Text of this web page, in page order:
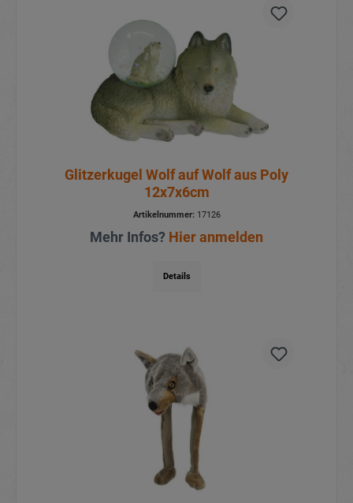
Glitzerkugel Wolf auf Wolf aus Poly
12x7x6cm
Artikelnummer:17126
Mehr Infos? Hier anmelden
Details